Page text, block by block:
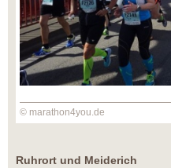
© marathon4you.de
Ruhrort und Meiderich